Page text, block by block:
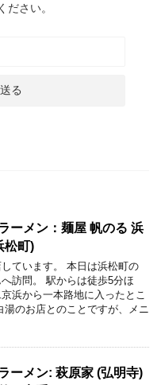
ださい。
ーメン：麺屋 帆のる 浜
松町)
ています。 本日は浜松町の
へ訪問。 駅からは徒歩5分ほ
浜から一本路地に入ったとこ
湯のお店とのことですが、メニ
ーメン: 萩原家 (弘明寺)